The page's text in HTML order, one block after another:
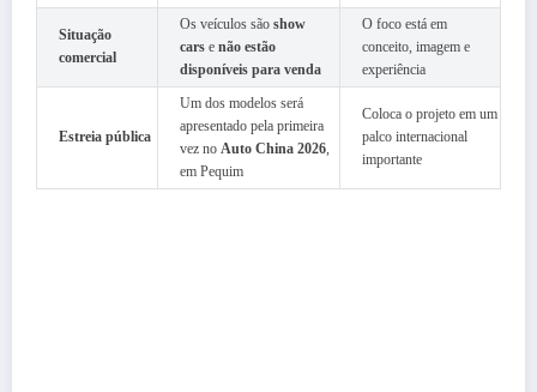
Situação
comercial
Os veículos são show
cars e não estão
disponíveis para venda
O foco está em
conceito, imagem e
experiência
Estreia pública
Um dos modelos será
apresentado pela primeira
vez no Auto China 2026
em Pequim
Coloca o projeto em um
palco internacional
importante